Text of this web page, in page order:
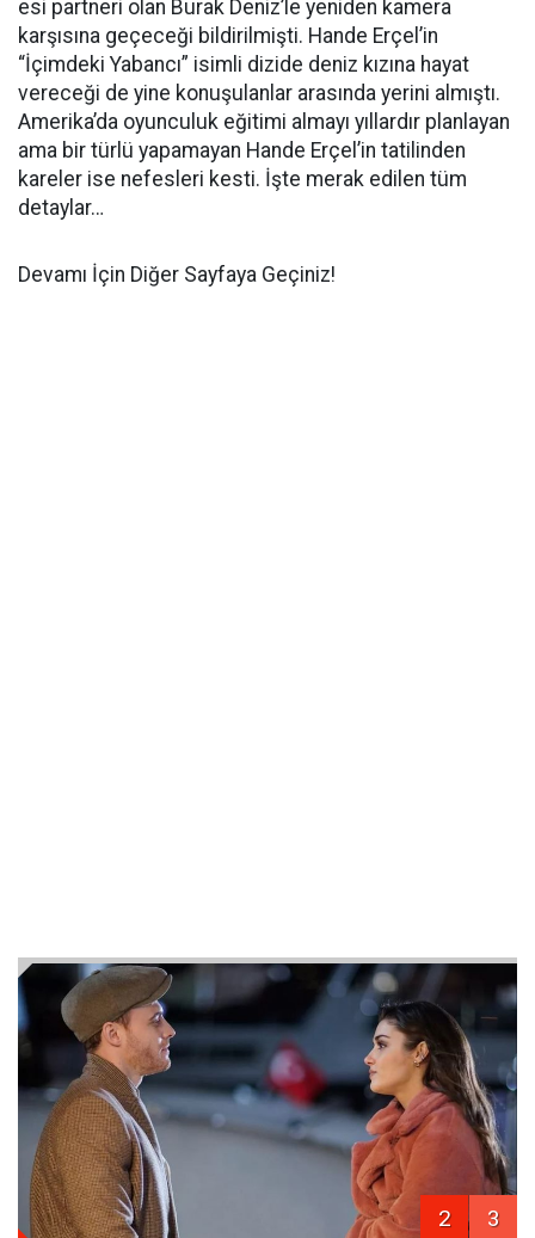
esi partneri olan Burak Deniz’le yeniden kamera
karşısına geçeceği bildirilmişti. Hande Erçel’in
“İçimdeki Yabancı” isimli dizide deniz kızına hayat
vereceği de yine konuşulanlar arasında yerini almıştı.
Amerika’da oyunculuk eğitimi almayı yıllardır planlayan
ama bir türlü yapamayan Hande Erçel’in tatilinden
kareler ise nefesleri kesti. İşte merak edilen tüm
detaylar…
Devamı İçin Diğer Sayfaya Geçiniz!
2 3